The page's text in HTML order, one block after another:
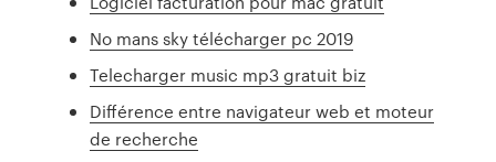
No mans sky télécharger pc 2019
Telecharger music mp3 gratuit biz
Différence entre navigateur web et moteur
de recherche